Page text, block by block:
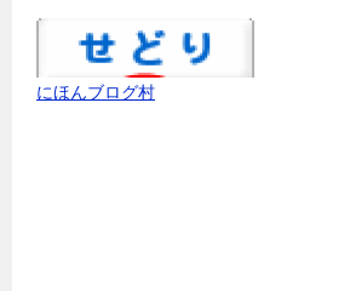
にほんブログ村